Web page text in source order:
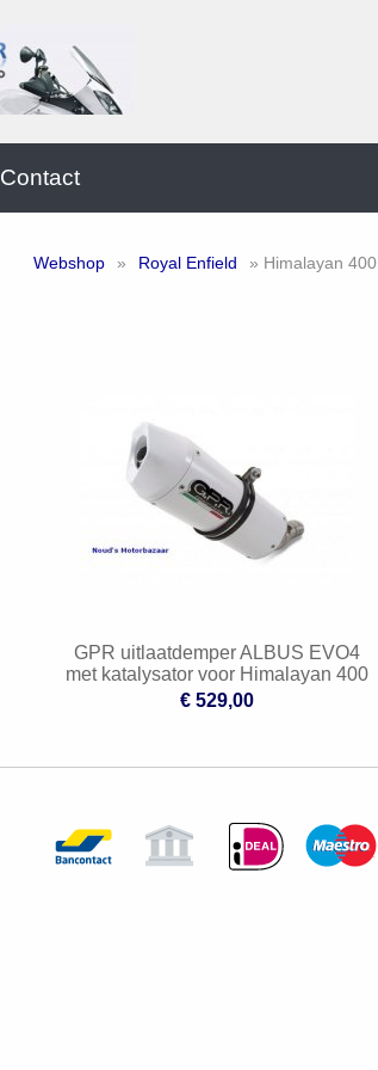
Contact
Webshop » Royal Enfield » Himalayan 400
GPR uitlaatdemper ALBUS EVO4
met katalysator voor Himalayan 400
€ 529,00